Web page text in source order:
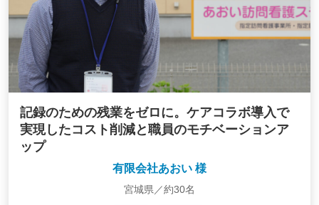
記録のための残業をゼロに。ケアコラボ導入で
実現したコスト削減と職員のモチベーションア
ップ
有限会社あおい 様
宮城県／約30名